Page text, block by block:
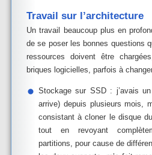
Travail sur l’architecture
Un travail beaucoup plus en
de se poser les bonnes questions
ressources doivent être
briques logicielles, parfois à
Stockage sur SSD : j’avais
arrive) depuis plusieurs mois,
consistant à cloner le disque
tout en revoyant
partitions, pour cause de